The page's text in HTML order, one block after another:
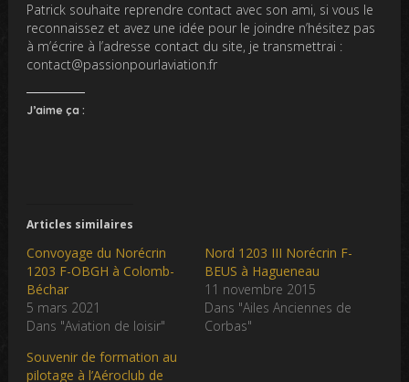
Patrick souhaite reprendre contact avec son ami, si vous le
reconnaissez et avez une idée pour le joindre n’hésitez pas
à m’écrire à l’adresse contact du site, je transmettrai :
contact@passionpourlaviation.fr
J’aime ça :
Articles similaires
Convoyage du Norécrin
1203 F-OBGH à Colomb-
Béchar
5 mars 2021
Dans "Aviation de loisir"
Nord 1203 III Norécrin F-
BEUS à Hagueneau
11 novembre 2015
Dans "Ailes Anciennes de
Corbas"
Souvenir de formation au
pilotage à l’Aéroclub de